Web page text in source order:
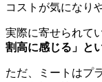
コストが気になり
実際に寄せられて
割高に感じる」と
ただ、ミートはプ